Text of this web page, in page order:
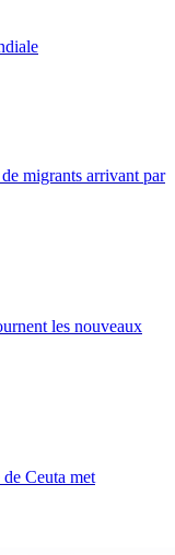
migrants arrivant par
les nouveaux
Ceuta met